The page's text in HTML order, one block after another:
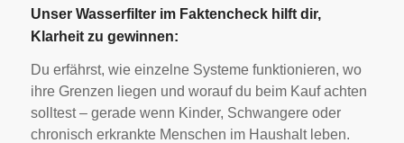
Unser Wasserfilter im Faktencheck hilft dir,
Klarheit zu gewinnen:
Du erfährst, wie einzelne Systeme funktionieren, wo
ihre Grenzen liegen und worauf du beim Kauf achten
solltest – gerade wenn Kinder, Schwangere oder
chronisch erkrankte Menschen im Haushalt leben.